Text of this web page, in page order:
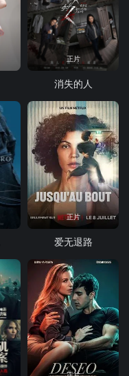
正片
消失的人
正片
爱无退路
正片